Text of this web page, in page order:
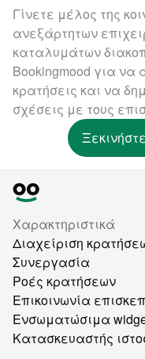
Γίνετε μέλος της
ανεξάρτητων
καταλυμάτων
Bookingmood για να
κρατήσεις και να
σχέσεις με τους
Χαρακτηριστικά
Διαχείριση
Συνεργασία
Ροές κρατήσεων
Επικοινωνία
Ενσωματώσιμα
Κατασκευαστής